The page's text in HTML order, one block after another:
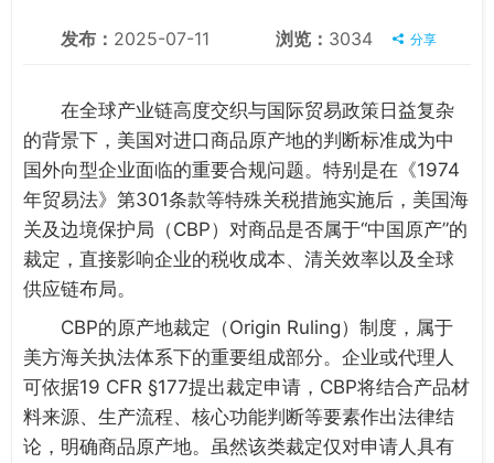
发布： 2025-07-11 浏览： 3034 分享
在全球产业链高度交织与国际贸易政策日益复杂
的背景下，美国对进口商品原产地的判断标准成为中
国外向型企业面临的重要合规问题。特别是在《1974
年贸易法》第301条款等特殊关税措施实施后，美国海
关及边境保护局（CBP）对商品是否属于“中国原产”的
裁定，直接影响企业的税收成本、清关效率以及全球
供应链布局。
CBP的原产地裁定（Origin Ruling）制度，属于
美方海关执法体系下的重要组成部分。企业或代理人
可依据19 CFR §177提出裁定申请， CBP将结合产品材
料来源、生产流程、核心功能判断等要素作出法律结
论，明确商品原产地。虽然该类裁定仅对申请人具有